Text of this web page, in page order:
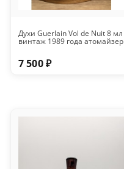
Духи Guerlain Vol de Nuit 8 мл
винтаж 1989 года атомайзер
7 500 ₽